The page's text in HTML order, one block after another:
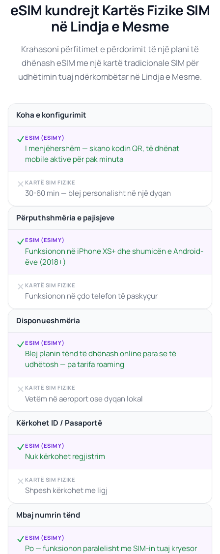
eSIM kundrejt Kartës Fizike SIM
në Lindja e Mesme
Krahasoni përfitimet e përdorimit të një plani të
dhënash eSIM me një kartë tradicionale SIM për
udhëtimin tuaj ndërkombëtar në Lindja e Mesme.
Koha e konfigurimit
ESIM (ESIMY)
I menjëhershëm — skano kodin QR, të dhënat
mobile aktive për pak minuta
KARTË SIM FIZIKE
30-60 min — blej personalisht në një dyqan
Përputhshmëria e pajisjeve
ESIM (ESIMY)
Funksionon në iPhone XS+ dhe shumicën e Android-
ëve (2018+)
KARTË SIM FIZIKE
Funksionon në çdo telefon të paskyçur
Disponueshmëria
ESIM (ESIMY)
Blej planin tënd të dhënash online para se të
udhëtosh — pa tarifa roaming
KARTË SIM FIZIKE
Vetëm në aeroport ose dyqan lokal
Kërkohet ID / Pasaportë
ESIM (ESIMY)
Nuk kërkohet regjistrim
KARTË SIM FIZIKE
Shpesh kërkohet me ligj
Mbaj numrin tënd
ESIM (ESIMY)
Po — funksionon paralelisht me SIM-in tuaj kryesor